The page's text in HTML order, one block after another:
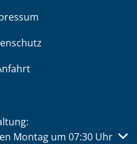
oder Schließzeiten
Montag um 07:30 Uhr